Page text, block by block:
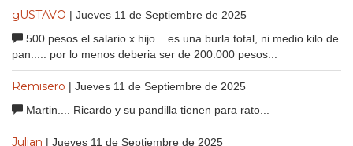
gUSTAVO | Jueves 11 de Septiembre de 2025
500 pesos el salario x hijo... es una burla total, ni medio kilo de
pan..... por lo menos deberia ser de 200.000 pesos...
Remisero | Jueves 11 de Septiembre de 2025
Martin.... Ricardo y su pandilla tienen para rato...
Julian | Jueves 11 de Septiembre de 2025